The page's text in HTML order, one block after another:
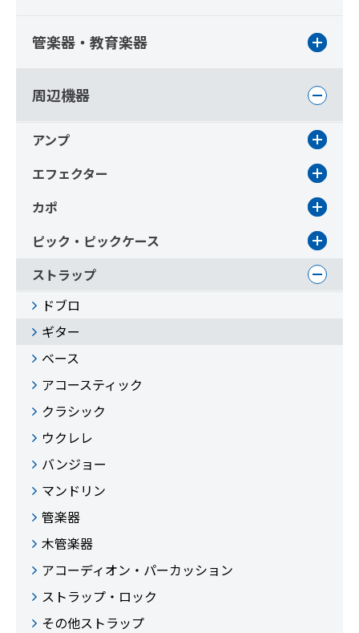
管楽器・教育楽器
周辺機器
アンプ
エフェクター
カポ
ピック・ピックケース
ストラップ
ドブロ
ギター
ベース
アコースティック
クラシック
ウクレレ
バンジョー
マンドリン
管楽器
木管楽器
アコーディオン・パーカッション
ストラップ・ロック
その他ストラップ